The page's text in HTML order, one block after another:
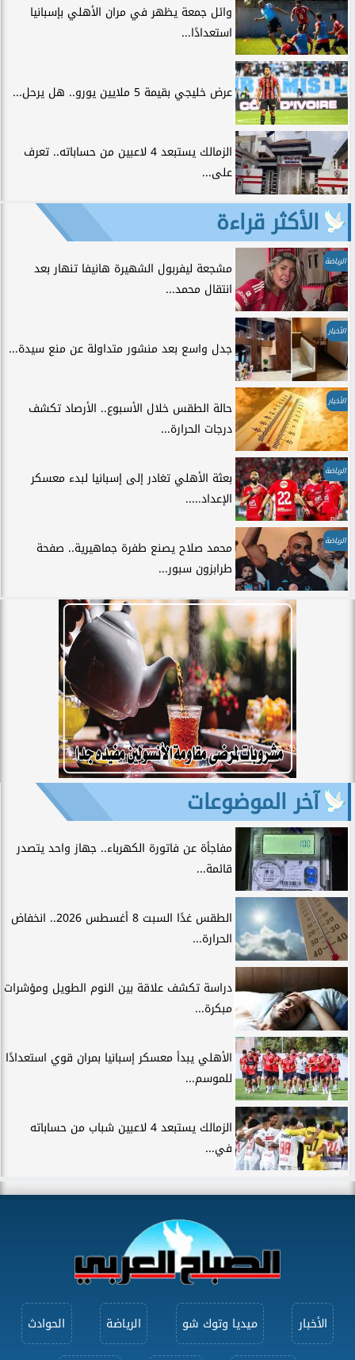
وائل جمعة يظهر في مران الأهلي بإسبانيا
استعدادًا...
عرض خليجي بقيمة 5 ملايين يورو.. هل يرحل...
الزمالك يستبعد 4 لاعبين من حساباته.. تعرف
على...
الأكثر قراءة
الرياضة
مشجعة ليفربول الشهيرة هانيفا تنهار بعد
انتقال محمد...
الأخبار
جدل واسع بعد منشور متداولة عن منع سيدة...
الأخبار
حالة الطقس خلال الأسبوع.. الأرصاد تكشف
درجات الحرارة...
الرياضة
بعثة الأهلي تغادر إلى إسبانيا لبدء معسكر
الإعداد.....
الرياضة
محمد صلاح يصنع طفرة جماهيرية.. صفحة
طرابزون سبور...
آخر الموضوعات
مفاجأة عن فاتورة الكهرباء.. جهاز واحد يتصدر
قائمة...
الطقس غدًا السبت 8 أغسطس 2026.. انخفاض
الحرارة...
دراسة تكشف علاقة بين النوم الطويل ومؤشرات
مبكرة...
الأهلي يبدأ معسكر إسبانيا بمران قوي استعدادًا
للموسم...
الزمالك يستبعد 4 لاعبين شباب من حساباته
في...
الأخبار ميديا وتوك شو الرياضة الحوادث